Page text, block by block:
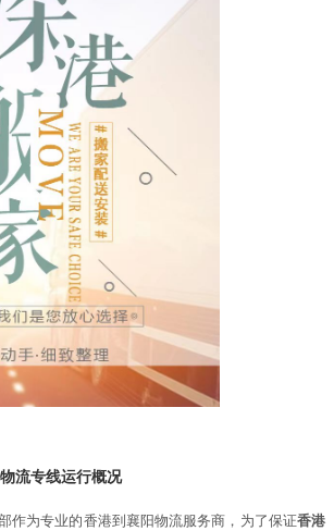
流专线运行概况
作为专业的香港到襄阳物流服务商，为了保证香港